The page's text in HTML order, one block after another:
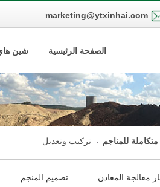
marketing@ytxinhai.com
الصفحة الرئيسية شين
للمناجم تركيب وتعديل
معالجة المعادن تصميم المنجم